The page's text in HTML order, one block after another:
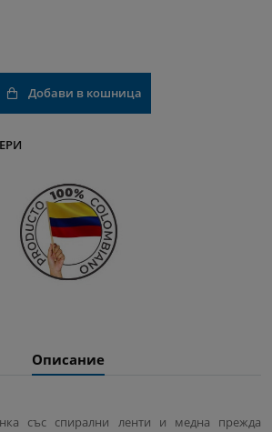
Добави в кошница
Описание
със спирални ленти и медна прежда